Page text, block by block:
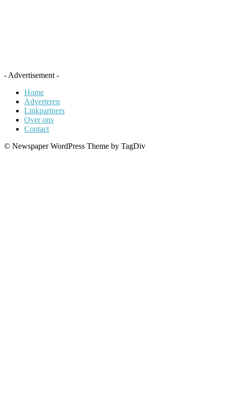
- Advertisement -
Home
Adverteren
Linkpartners
Over ons
Contact
© Newspaper WordPress Theme by TagDiv